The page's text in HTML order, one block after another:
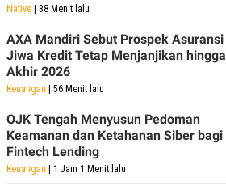
Native | 38 Menit lalu
AXA Mandiri Sebut Prospek Asuransi
Jiwa Kredit Tetap Menjanjikan hingga
Akhir 2026
Keuangan | 56 Menit lalu
OJK Tengah Menyusun Pedoman
Keamanan dan Ketahanan Siber bagi
Fintech Lending
Keuangan | 1 Jam 1 Menit lalu